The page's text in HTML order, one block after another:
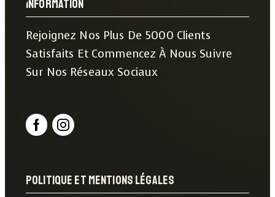
Information
Rejoignez Nos Plus De 5000 Clients
Satisfaits Et Commencez À Nous Suivre
Sur Nos Réseaux Sociaux
Politique Et Mentions Légales